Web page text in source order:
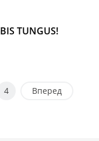
TUNGUS!
4 Вперед